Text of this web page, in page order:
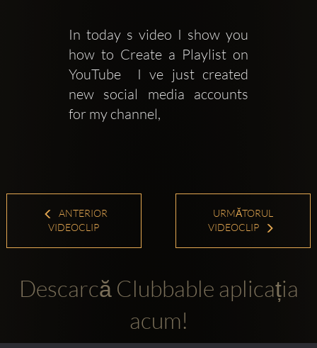
In today s video I show you
how to Create a Playlist on
YouTube  I ve just created
new social media accounts
for my channel,
ANTERIOR
VIDEOCLIP
URMĂTORUL
VIDEOCLIP
Descarcă Clubbable aplicația
acum!